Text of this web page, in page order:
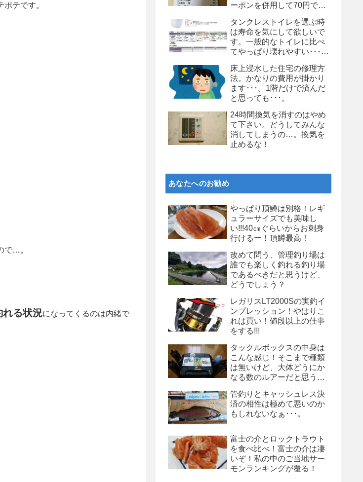
テです。
で…。
れる状況になってくるのは内緒で
ーポンを併用して70円で
タンクレストイレを選ぶ時
は寿命を気にして欲しいで
す。一般的なトイレに比べ
てやっぱり壊れやすい･･･。
よ、タンクレストイレ
床上浸水した住宅の修理方
法。かなりの費用が掛かり
ます･･･。1階だけで済んだ
と思っても･･･。
24時間換気を消すのはやめ
て下さい。どうしてみんな
消してしまうの…。換気を
止めるな！
あなたへのお勧め
やっぱり頂鱒は別格！レギ
ュラーサイズでも美味し
い!!!40㎝ぐらいからお刺身
行けるー！頂鱒最高！
改めて問う、管理釣り場は
誰でも楽しく釣れる釣り場
であるべきだと思うけど、
どうでしょう？
レガリスLT2000Sの実釣イ
ンプレッション！やはりこ
れは買い！値段以上の仕事
をする!!!
タックルボックスの中身は
こんな感じ！そこまで種類
は無いけど、大体どうにか
なる数のルアーだと思う
管釣りとキャッシュレス決
済の相性は極めて悪いのか
もしれないなぁ･･･。
富士の介とロックトラウト
を食べ比べ！富士の介は凄
いぞ！私の中のご当地サー
モンランキングが覆る！